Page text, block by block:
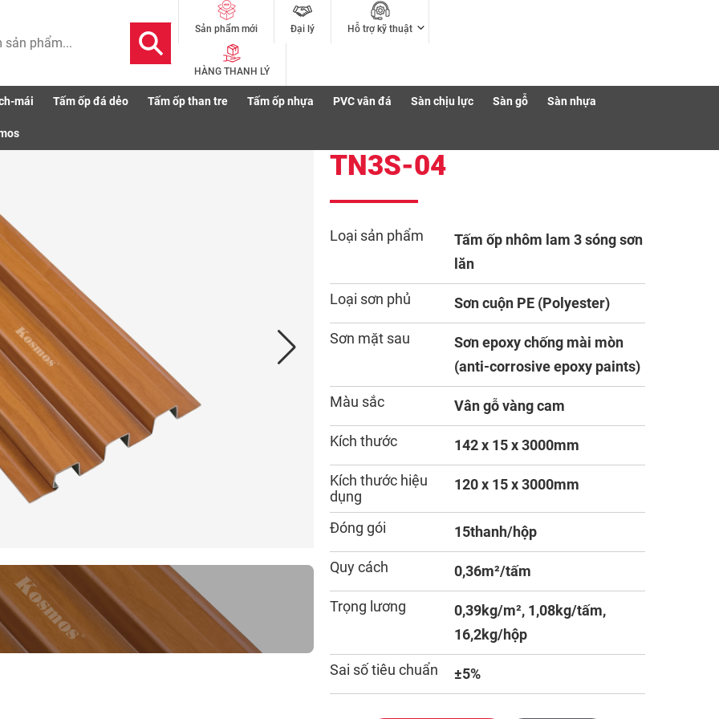
Sản phẩm mới Đại lý Hỗ trợ kỹ thuật
HÀNG THANH LÝ
mái Tấm ốp đá dẻo Tấm ốp than tre Tấm ốp nhựa PVC vân đá Sàn chịu lực Sàn gỗ Sàn nhựa
TN3S-04
Loại sản phẩm
Tấm ốp nhôm lam 3 sóng sơn
lăn
Loại sơn phủ Sơn cuộn PE (Polyester)
Sơn mặt sau
Sơn epoxy chống mài mòn
(anti-corrosive epoxy paints)
Màu sắc Vân gỗ vàng cam
Kích thước 142 x 15 x 3000mm
Kích thước hiệu
dụng
120 x 15 x 3000mm
Đóng gói 15thanh/hộp
Quy cách 0,36m²/tấm
Trọng lương
0,39kg/m², 1,08kg/tấm,
16,2kg/hộp
Sai số tiêu chuẩn ±5%